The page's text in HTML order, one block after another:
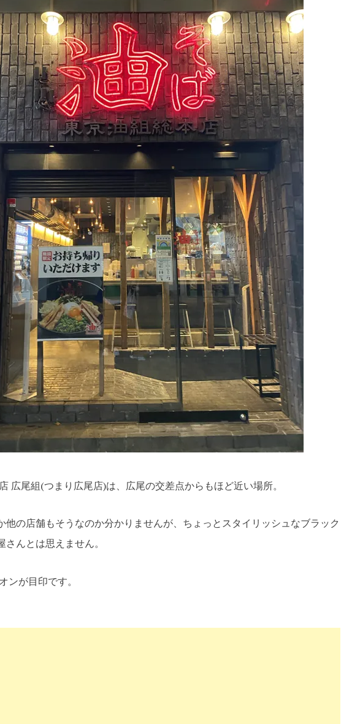
広尾組(つまり広尾店)は、広尾の交差点からもほど近い場所。
他の店舗もそうなのか分かりませんが、ちょっとスタイリッシュなブラック
んとは思えません。
ンが目印です。